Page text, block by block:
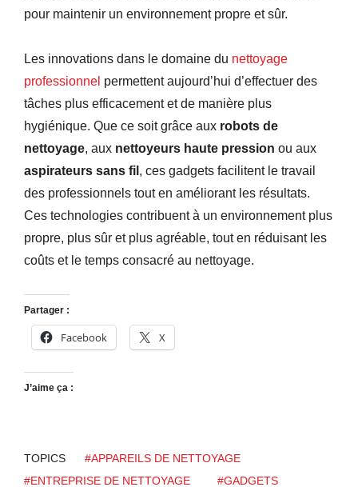
pour maintenir un environnement propre et sûr.
Les innovations dans le domaine du nettoyage
professionnel permettent aujourd’hui d’effectuer des
tâches plus efficacement et de manière plus
hygiénique. Que ce soit grâce aux robots de
nettoyage, aux nettoyeurs haute pression ou aux
aspirateurs sans fil , ces gadgets facilitent le travail
des professionnels tout en améliorant les résultats.
Ces technologies contribuent à un environnement plus
propre, plus sûr et plus agréable, tout en réduisant les
coûts et le temps consacré au nettoyage.
Partager :
Facebook X
J’aime ça :
TOPICS
#APPAREILS DE NETTOYAGE
#ENTREPRISE DE NETTOYAGE
#GADGETS